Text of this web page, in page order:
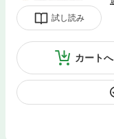
試し読み
カートへ